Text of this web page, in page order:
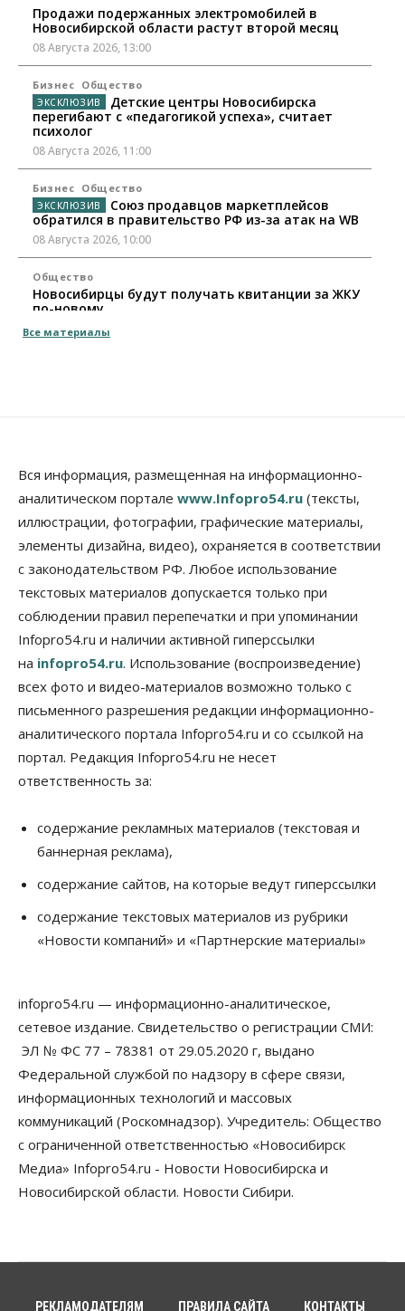
Продажи подержанных электромобилей в
Новосибирской области растут второй месяц
08 Августа 2026, 13:00
Бизнес Общество
Детские центры Новосибирска
перегибают с «педагогикой успеха», считает
психолог
08 Августа 2026, 11:00
Бизнес Общество
Союз продавцов маркетплейсов
обратился в правительство РФ из-за атак на WB
08 Августа 2026, 10:00
Общество
Новосибирцы будут получать квитанции за ЖКУ
по-новому
08 Августа 2026, 09:00
В Новосибирске прошёл митинг
против нового закона о памятниках
07 Августа 2026, 18:00
Бизнес
В аэропорту Толмачёво завершены работы по
бетонированию рулежных дорожек
07 Августа 2026, 17:00
Бизнес Общество
Новосибирцы стали реже оформлять
дома по упрощенной схеме
07 Августа 2026, 16:00
Общество Право&Порядок
Роспотребнадзор изъял почти полторы тонны
мяса в Новосибирской области
Расходы новосибирцев на спорт выросли на 40%
за полгода
07 Августа 2026, 14:35
07 Августа 2026, 14:00
07 Августа 2026, 13:55
Авто Общество
Треть автовладельцев в Новосибирской области
«поставили машины на прикол»
07 Августа 2026, 13:00
Власть
Школы, библиотеки, пешеходные тротуары:
депутаты Госдумы контролируют работы на
социальных объектах
07 Августа 2026, 12:35
Синоптики рассказали о погоде в Новосибирске
Все материалы
Вся информация, размещенная на информационно-
аналитическом портале www.Infopro54.ru (тексты,
иллюстрации, фотографии, графические материалы,
элементы дизайна, видео), охраняется в соответствии
с законодательством РФ. Любое использование
текстовых материалов допускается только при
соблюдении правил перепечатки и при упоминании
Infopro54.ru и наличии активной гиперссылки
на infopro54.ru. Использование (воспроизведение)
всех фото и видео-материалов возможно только с
письменного разрешения редакции информационно-
аналитического портала Infopro54.ru и со ссылкой на
портал. Редакция Infopro54.ru не несет
ответственность за:
содержание рекламных материалов (текстовая и
баннерная реклама),
содержание сайтов, на которые ведут гиперссылки
содержание текстовых материалов из рубрики
«Новости компаний» и «Партнерские материалы»
infopro54.ru — информационно-аналитическое,
сетевое издание. Свидетельство о регистрации СМИ:
ЭЛ № ФС 77 – 78381 от 29.05.2020 г, выдано
Федеральной службой по надзору в сфере связи,
информационных технологий и массовых
коммуникаций (Роскомнадзор). Учредитель: Общество
с ограниченной ответственностью «Новосибирск
Медиа» Infopro54.ru - Новости Новосибирска и
Новосибирской области. Новости Сибири.
РЕКЛАМОДАТЕЛЯМ ПРАВИЛА САЙТА КОНТАКТЫ